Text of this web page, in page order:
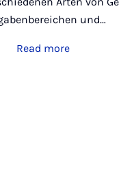
und…
Read more